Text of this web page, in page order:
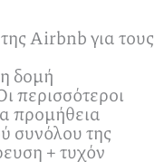
Airbnb για τους
δομή
περισσότεροι
προμήθεια
συνόλου της
+ τυχόν